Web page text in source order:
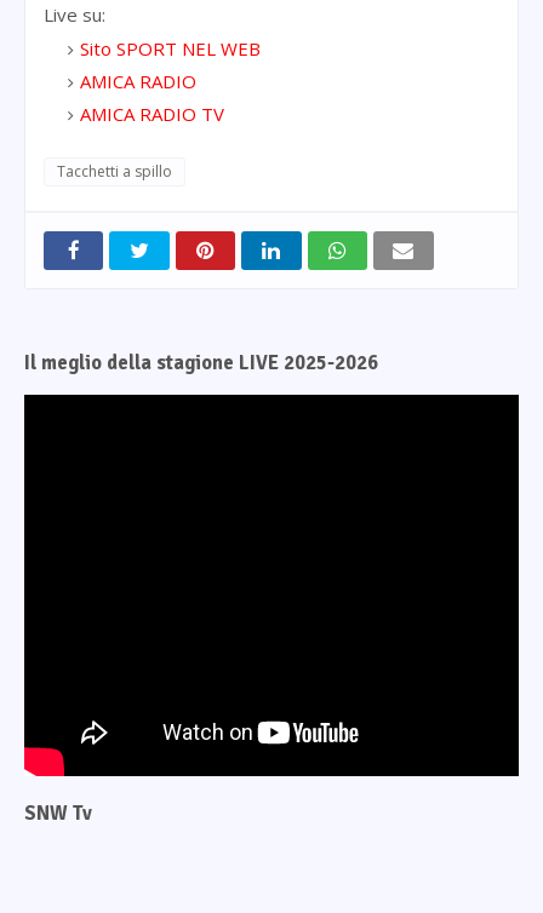
Live su:
Sito SPORT NEL WEB
AMICA RADIO
AMICA RADIO TV
Tacchetti a spillo
Il meglio della stagione LIVE 2025-2026
SNW Tv